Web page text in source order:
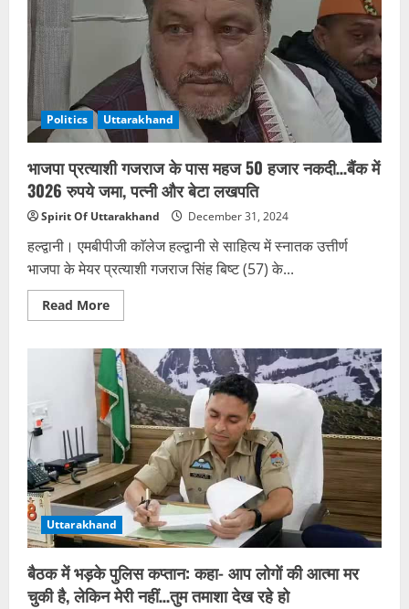
और
भी
शामिल!..
कातिल
किशोर
ने
पार
कर
थीं
क्रूरता
की
Politics Uttarakhand
भाजपा प्रत्याशी गजराज के पास महज 50 हजार नकदी…बैंक में
3026 रुपये जमा, पत्नी और बेटा लखपति
Spirit Of Uttarakhand December 31, 2024
हल्द्वानी। एमबीपीजी काॅलेज हल्द्वानी से साहित्य में स्नातक उत्तीर्ण
भाजपा के मेयर प्रत्याशी गजराज सिंह बिष्ट (57) के...
Read MoreRead
more
प्रत्याशी
गजराज
के
पास
महज
50
हजार
नकदी…
बैंक
में
3026
रुपये
जमा,
पत्नी
और
बेटा
लखपति
Uttarakhand
बैठक में भड़के पुलिस कप्तान: कहा- आप लोगों की आत्मा मर
चुकी है, लेकिन मेरी नहीं…तुम तमाशा देख रहे हो